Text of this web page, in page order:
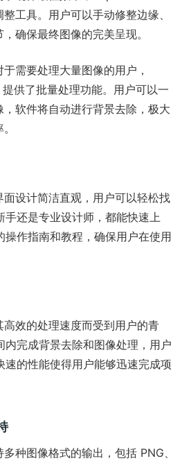
工具。用户可以手动修整边缘、
确保最终图像的完美呈现。
于需要处理大量图像的用户，
供了批量处理功能。用户可以一
，软件将自动进行背景去除，极大
设计简洁直观，用户可以轻松找
手还是专业设计师，都能快速上
操作指南和教程，确保用户在使用
效的处理速度而受到用户的青
内完成背景去除和图像处理，用户
速的性能使得用户能够迅速完成项
种图像格式的输出，包括 PNG、